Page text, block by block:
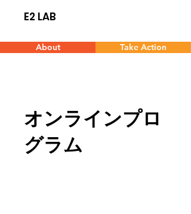
E2 LAB
About Take Action
オンラインプロ
グラム